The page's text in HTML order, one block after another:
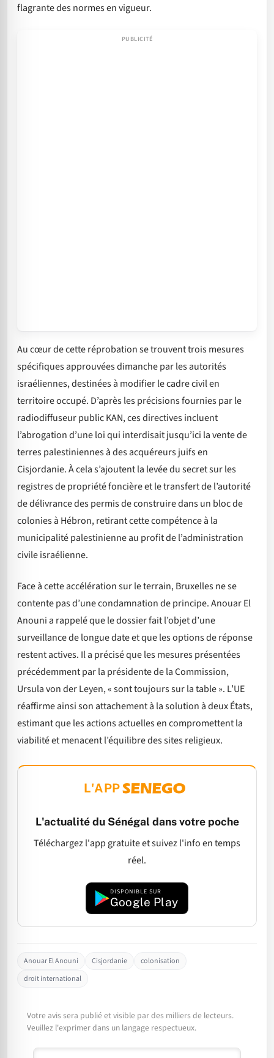
flagrante des normes en vigueur.
Au cœur de cette réprobation se trouvent trois mesures
spécifiques approuvées dimanche par les autorités
israéliennes, destinées à modifier le cadre civil en
territoire occupé. D’après les précisions fournies par le
radiodiffuseur public KAN, ces directives incluent
l’abrogation d’une loi qui interdisait jusqu’ici la vente de
terres palestiniennes à des acquéreurs juifs en
Cisjordanie. À cela s’ajoutent la levée du secret sur les
registres de propriété foncière et le transfert de l’autorité
de délivrance des permis de construire dans un bloc de
colonies à Hébron, retirant cette compétence à la
municipalité palestinienne au profit de l’administration
civile israélienne.
Face à cette accélération sur le terrain, Bruxelles ne se
contente pas d’une condamnation de principe. Anouar El
Anouni a rappelé que le dossier fait l’objet d’une
surveillance de longue date et que les options de réponse
restent actives. Il a précisé que les mesures présentées
précédemment par la présidente de la Commission,
Ursula von der Leyen, « sont toujours sur la table ». L’UE
réaffirme ainsi son attachement à la solution à deux États,
estimant que les actions actuelles en compromettent la
viabilité et menacent l’équilibre des sites religieux.
L'APP
L'actualité du Sénégal dans votre poche
Téléchargez l'app gratuite et suivez l'info en temps
réel.
DISPONIBLE SUR
Google Play
Anouar El Anouni Cisjordanie
colonisation
droit international
Votre avis sera publié et visible par des milliers de lecteurs.
Veuillez l'exprimer dans un langage respectueux.
Commentaire